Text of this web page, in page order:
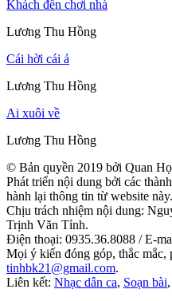
Khách đến chơi nhà
Lương Thu Hồng
Cái hời cái ả
Lương Thu Hồng
Ai xuôi về
Lương Thu Hồng
© Bản quyền 2019 bởi Quan
Phát triển nội dung bởi các
hành lại thông tin từ website này.
Chịu trách nhiệm nội dung:
Trịnh Văn Tỉnh.
Điện thoại: 0935.36.8088 / E-
Mọi ý kiến đóng góp, thắc
tinhbk21@gmail.com.
Liên kết: Nhạc dân ca, Soạn bài,